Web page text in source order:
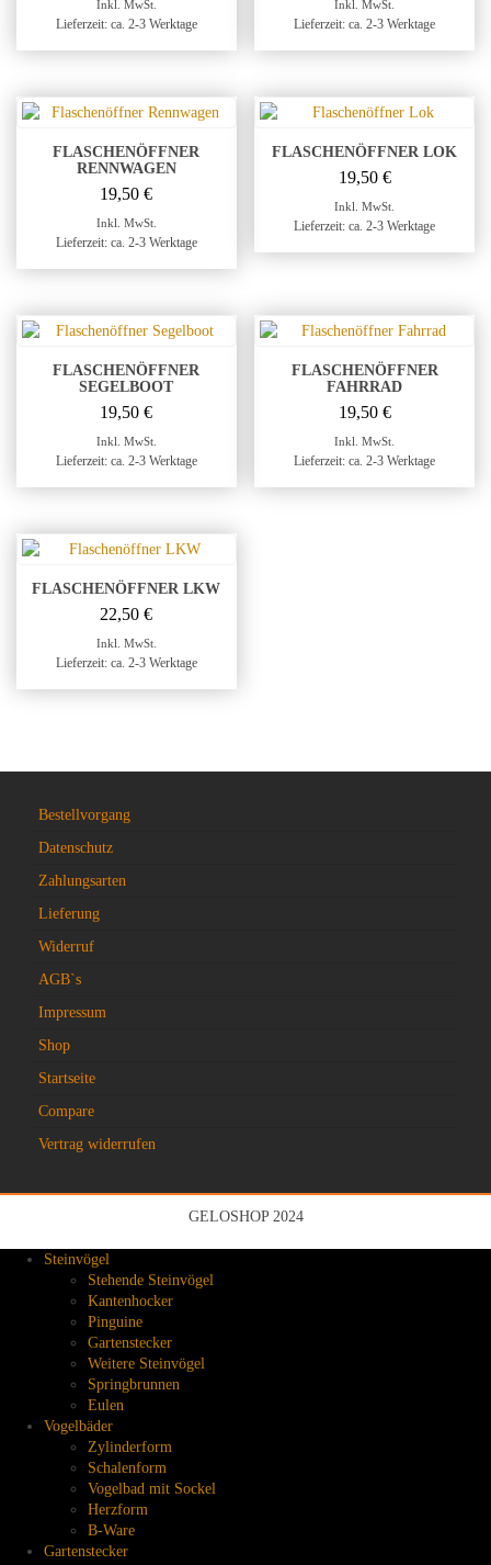
Inkl. MwSt.
Lieferzeit: ca. 2-3 Werktage
Inkl. MwSt.
Lieferzeit: ca. 2-3 Werktage
FLASCHENÖFFNER
RENNWAGEN
19,50€
Inkl. MwSt.
Lieferzeit: ca. 2-3 Werktage
FLASCHENÖFFNER LOK
19,50 €
Inkl. MwSt.
Lieferzeit: ca. 2-3 Werktage
FLASCHENÖFFNER
SEGELBOOT
19,50€
Inkl. MwSt.
Lieferzeit: ca. 2-3 Werktage
FLASCHENÖFFNER
FAHRRAD
19,50 €
Inkl. MwSt.
Lieferzeit: ca. 2-3 Werktage
FLASCHENÖFFNER LKW
22,50€
Inkl. MwSt.
Lieferzeit: ca. 2-3 Werktage
Bestellvorgang
Datenschutz
Zahlungsarten
Lieferung
Widerruf
AGB`s
Impressum
Shop
Startseite
Compare
Vertrag widerrufen
GELOSHOP 2024
Steinvögel
Stehende Steinvögel
Kantenhocker
Pinguine
Gartenstecker
Weitere Steinvögel
Springbrunnen
Eulen
Vogelbäder
Zylinderform
Schalenform
Vogelbad mit Sockel
Herzform
B-Ware
Gartenstecker